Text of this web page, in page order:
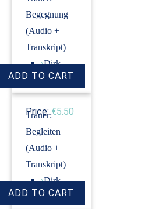
Begegnung
(Audio +
Transkript)
›Dirk
Revenstorf
Price: €5.50
Trauer:
Begleiten
(Audio +
Transkript)
›Dirk
Revenstorf